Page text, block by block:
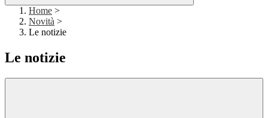
Home >
Novità >
Le notizie
Le notizie